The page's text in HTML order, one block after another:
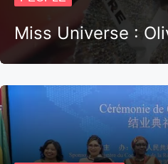
Miss Universe :